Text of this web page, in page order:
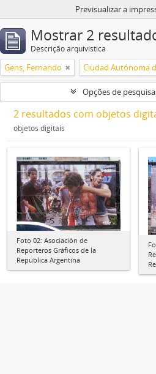
Previsualizar a
Mostrar 2
Descrição arquivística
Gens, Fernando Ciudad Autónoma
Opções de
2 resultados com objetos
objetos digitais
Foto 02: Asociación de
Reporteros Gráficos de la
República Argentina